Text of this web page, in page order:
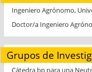
Ingeniero Agrónomo,
Doctor/a Ingeniero
Grupos de
Cátedra bp para una